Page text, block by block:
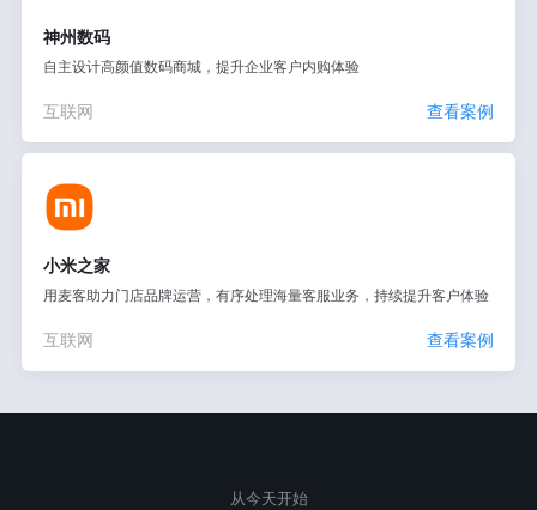
神州数码
自主设计高颜值数码商城，提升企业客户内购体验
互联网 查看案例
小米之家
用麦客助力门店品牌运营，有序处理海量客服业务，持续提升客户体验
互联网 查看案例
从今天开始